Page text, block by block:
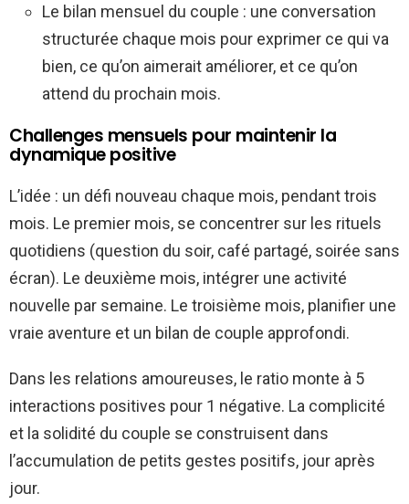
Le bilan mensuel du couple : une conversation
structurée chaque mois pour exprimer ce qui va
bien, ce qu’on aimerait améliorer, et ce qu’on
attend du prochain mois.
Challenges mensuels pour maintenir la
dynamique positive
L’idée : un défi nouveau chaque mois, pendant trois
mois. Le premier mois, se concentrer sur les rituels
quotidiens (question du soir, café partagé, soirée sans
écran). Le deuxième mois, intégrer une activité
nouvelle par semaine. Le troisième mois, planifier une
vraie aventure et un bilan de couple approfondi.
Dans les relations amoureuses, le ratio monte à 5
interactions positives pour 1 négative. La complicité
et la solidité du couple se construisent dans
l’accumulation de petits gestes positifs, jour après
jour.